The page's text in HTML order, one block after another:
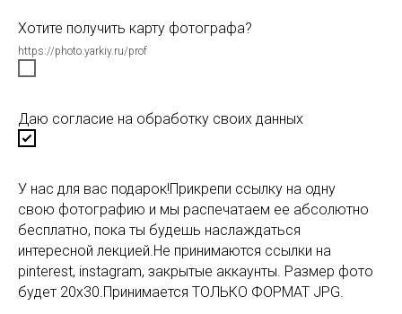
Хотите получить карту фотографа?
https://photo.yarkiy.ru/prof
Даю согласие на обработку своих данных
У нас для вас подарок!Прикрепи ссылку на одну
свою фотографию и мы распечатаем ее абсолютно
бесплатно, пока ты будешь наслаждаться
интересной лекцией.Не принимаются ссылки на
pinterest, instagram, закрытые аккаунты. Размер фото
будет 20х30.Принимается ТОЛЬКО ФОРМАТ JPG.